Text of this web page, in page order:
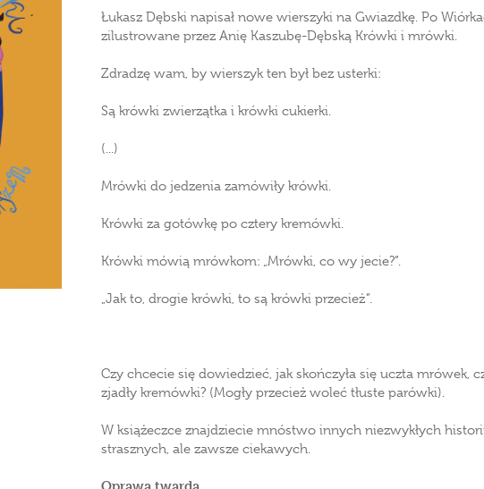
Łukasz Dębski napisał nowe wierszyki na Gwiazdkę. Po
zilustrowane przez Anię Kaszubę-Dębską Krówki i mrówki.
Zdradzę wam, by wierszyk ten był bez usterki:
Są krówki zwierzątka i krówki cukierki.
(...)
Mrówki do jedzenia zamówiły krówki.
Krówki za gotówkę po cztery kremówki.
Krówki mówią mrówkom: „Mrówki, co wy jecie?”.
„Jak to, drogie krówki, to są krówki przecież”.
Czy chcecie się dowiedzieć, jak skończyła się uczta mrówek,
zjadły kremówki? (Mogły przecież woleć tłuste parówki).
W książeczce znajdziecie mnóstwo innych niezwykłych
strasznych, ale zawsze ciekawych.